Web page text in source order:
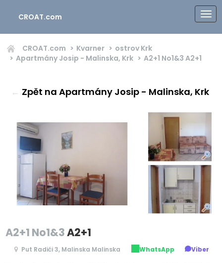
CROAT.com
CROAT.com Kvarner
ostrov Krk
Apartmány Josip - Malinska, Krk
A2+1 No1&3 A2+1
← Zpět na Apartmány Josip - Malinska, Krk
A2+1 No1&3A2+1
Put Radići 3, Malinska Malinska WhatsApp Viber